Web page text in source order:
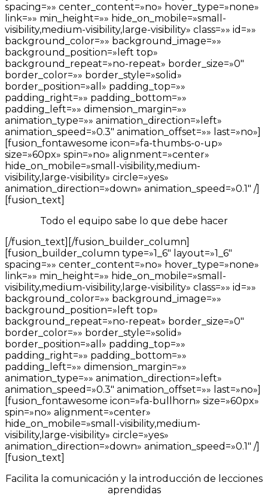
spacing=»» center_content=»no» hover_type=»none»
link=»» min_height=»» hide_on_mobile=»small-
visibility,medium-visibility,large-visibility» class=»» id=»»
background_color=»» background_image=»»
background_position=»left top»
background_repeat=»no-repeat» border_size=»0″
border_color=»» border_style=»solid»
border_position=»all» padding_top=»»
padding_right=»» padding_bottom=»»
padding_left=»» dimension_margin=»»
animation_type=»» animation_direction=»left»
animation_speed=»0.3″ animation_offset=»» last=»no»]
[fusion_fontawesome icon=»fa-thumbs-o-up»
size=»60px» spin=»no» alignment=»center»
hide_on_mobile=»small-visibility,medium-
visibility,large-visibility» circle=»yes»
animation_direction=»down» animation_speed=»0.1″ /]
[fusion_text]
Todo el equipo sabe lo que debe hacer
[/fusion_text][/fusion_builder_column]
[fusion_builder_column type=»1_6″ layout=»1_6″
spacing=»» center_content=»no» hover_type=»none»
link=»» min_height=»» hide_on_mobile=»small-
visibility,medium-visibility,large-visibility» class=»» id=»»
background_color=»» background_image=»»
background_position=»left top»
background_repeat=»no-repeat» border_size=»0″
border_color=»» border_style=»solid»
border_position=»all» padding_top=»»
padding_right=»» padding_bottom=»»
padding_left=»» dimension_margin=»»
animation_type=»» animation_direction=»left»
animation_speed=»0.3″ animation_offset=»» last=»no»]
[fusion_fontawesome icon=»fa-bullhorn» size=»60px»
spin=»no» alignment=»center»
hide_on_mobile=»small-visibility,medium-
visibility,large-visibility» circle=»yes»
animation_direction=»down» animation_speed=»0.1″ /]
[fusion_text]
Facilita la comunicación y la introducción de lecciones
aprendidas